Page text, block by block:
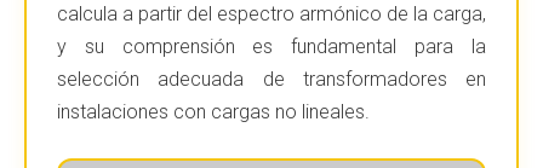
calcula a partir del espectro armónico de la carga,
y su comprensión es fundamental para la
selección adecuada de transformadores en
instalaciones con cargas no lineales.